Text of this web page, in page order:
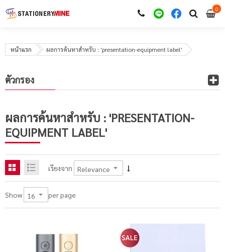
00
หน้าแรก ผลการค้นหาสำหรับ : 'presentation-equipment label'
ผลการค้นหาสำหรับ : 'PRESENTATION-
EQUIPMENT LABEL'
เรียงจาก
Show per page
ตัวกรอง